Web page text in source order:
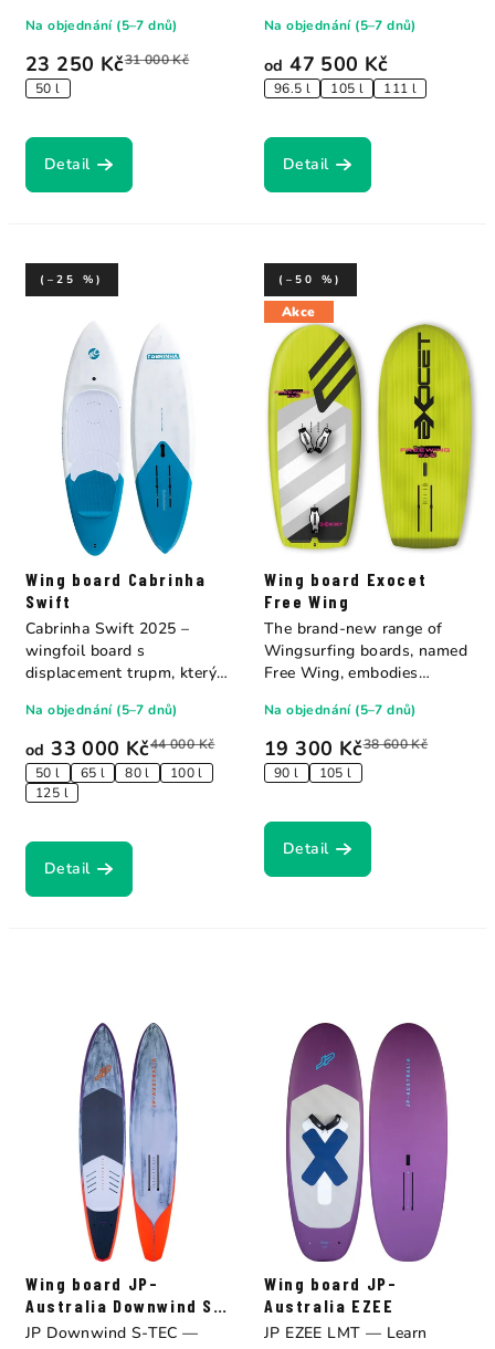
23 250 Kč31 000 Kč
50 l
Na objednání (5–7 dnů)
Detail
od 47 500 Kč
96.5 l 105 l 111 l
Na objednání (5–7 dnů)
Detail
Wing board Cabrinha
Swift
od 33 000 Kč44 000 Kč
(–25 %)
50 l 65 l 80 l
100 l
125 l
Na objednání (5–7 dnů)
Detail
Cabrinha Swift 2025 –
wingfoil board s
displacement trupm, který
Akce
Wing board Exocet
Free Wing
19 300 Kč38 600 Kč
(–50 %)
90 l 105 l
Na objednání (5–7 dnů)
Detail
The brand-new range of
Wingsurfing boards, named
Free Wing, embodies
Wing board JP-
Australia Downwind S-
TEC
JP Downwind S-TEC —
Wing board JP-
Australia EZEE
JP EZEE LMT — Learn